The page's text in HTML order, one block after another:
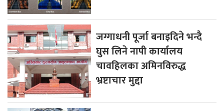
जग्गाधनी पूर्जा बनाइदिने भन्दै
घुस लिने नापी कार्यालय
चावहिलका अमिनविरुद्ध
भ्रष्टाचार मुद्दा